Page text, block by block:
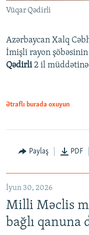
Vüqar Qədirli
Azərbaycan Xalq
İmişli rayon
Qədirli2 il
Ətraflı burada oxuyun
Paylaş PDF
İyun 30, 2026
Milli Məclis
bağlı